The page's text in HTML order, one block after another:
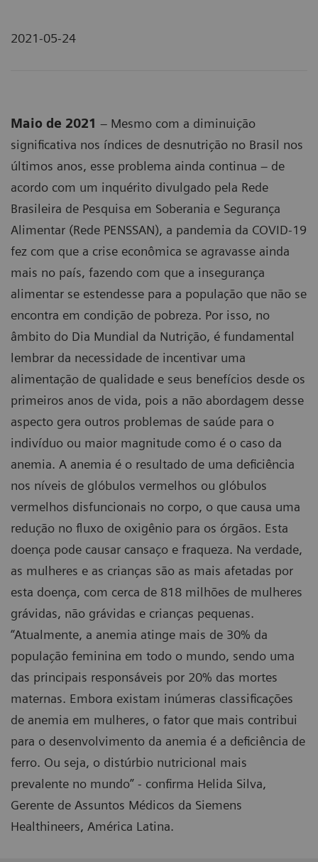
2021-05-24
Maio de 2021 – Mesmo com a diminuição
significativa nos índices de desnutrição no Brasil nos
últimos anos, esse problema ainda continua – de
acordo com um inquérito divulgado pela Rede
Brasileira de Pesquisa em Soberania e Segurança
Alimentar (Rede PENSSAN), a pandemia da COVID-19
fez com que a crise econômica se agravasse ainda
mais no país, fazendo com que a insegurança
alimentar se estendesse para a população que não se
encontra em condição de pobreza. Por isso, no
âmbito do Dia Mundial da Nutrição, é fundamental
lembrar da necessidade de incentivar uma
alimentação de qualidade e seus benefícios desde os
primeiros anos de vida, pois a não abordagem desse
aspecto gera outros problemas de saúde para o
indivíduo ou maior magnitude como é o caso da
anemia. A anemia é o resultado de uma deficiência
nos níveis de glóbulos vermelhos ou glóbulos
vermelhos disfuncionais no corpo, o que causa uma
redução no fluxo de oxigênio para os órgãos. Esta
doença pode causar cansaço e fraqueza. Na verdade,
as mulheres e as crianças são as mais afetadas por
esta doença, com cerca de 818 milhões de mulheres
grávidas, não grávidas e crianças pequenas.
“Atualmente, a anemia atinge mais de 30% da
população feminina em todo o mundo, sendo uma
das principais responsáveis por 20% das mortes
maternas. Embora existam inúmeras classificações
de anemia em mulheres, o fator que mais contribui
para o desenvolvimento da anemia é a deficiência de
ferro. Ou seja, o distúrbio nutricional mais
prevalente no mundo” - confirma Helida Silva,
Gerente de Assuntos Médicos da Siemens
Healthineers, América Latina.